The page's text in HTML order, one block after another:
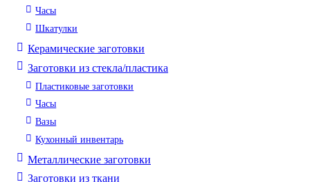
Часы
Шкатулки
Керамические заготовки
Заготовки из стекла/пластика
Пластиковые заготовки
Часы
Вазы
Кухонный инвентарь
Металлические заготовки
Заготовки из ткани